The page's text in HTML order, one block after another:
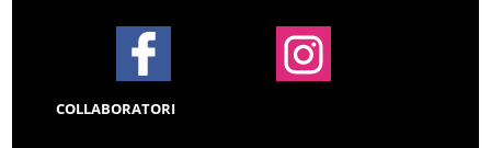
COLLABORATORI